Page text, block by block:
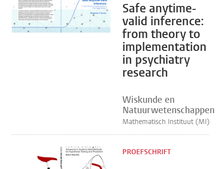
Safe anytime-
valid inference:
from theory to
implementation
in psychiatry
research
Wiskunde en
Natuurwetenschappen
Mathematisch Instituut (MI)
PROEFSCHRIFT